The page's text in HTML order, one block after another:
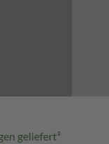
geliefert³